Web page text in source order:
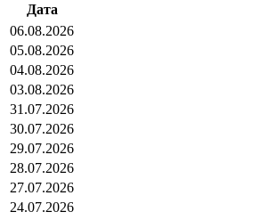
Дата
06.08.2026
05.08.2026
04.08.2026
03.08.2026
31.07.2026
30.07.2026
29.07.2026
28.07.2026
27.07.2026
24.07.2026